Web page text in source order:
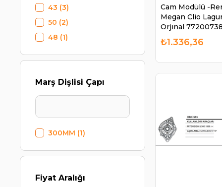
Markasız
MARS
MARTEK
MOBILETRON
MOTO
NRP
OPAR
OSRAM
43 (3)
50 (2)
48 (1)
Marş Dişlisi Çapı
300MM (1)
Fiyat Aralığı
Cam Modülü -
Megan Clio
Orjınal 77200738
KRAW AN700700
₺1.336,36